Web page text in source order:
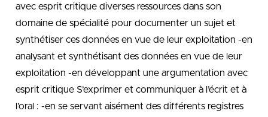
avec esprit critique diverses ressources dans son
domaine de spécialité pour documenter un sujet et
synthétiser ces données en vue de leur exploitation -en
analysant et synthétisant des données en vue de leur
exploitation -en développant une argumentation avec
esprit critique S’exprimer et communiquer à l’écrit et à
l’oral : -en se servant aisément des différents registres